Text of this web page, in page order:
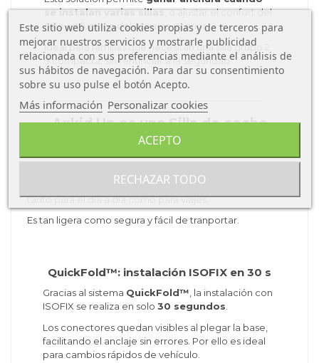
se instalan varias sillas, o ajustar el confort del
niño en función del espacio interior.
Ideal para familias que necesitan una silla grupo 2
3 compacta, sin renunciar a la seguridad.
Axkid Up es una Silla de coche
plegable , compacta y fácil de
rápido y flexible, lo que la convierte en una opción ideal
tanto para el día a día como para viajes.
Es tan ligera como segura y fácil de tranportar.
QuickFold™: instalación ISOFIX en 30 s
Gracias al sistema QuickFold™ , la instalación con
ISOFIX se realiza en solo 30 segundos
Los conectores quedan visibles al plegar la base,
facilitando el anclaje sin errores. Por ello es ideal
para cambios rápidos de vehículo.
Este sitio web utiliza cookies propias y de terceros para
mejorar nuestros servicios y mostrarle publicidad
relacionada con sus preferencias mediante el análisis de
sus hábitos de navegación. Para dar su consentimiento
sobre su uso pulse el botón Acepto.
Más información Personalizar cookies
RECHAZAR TODO
ACEPTO